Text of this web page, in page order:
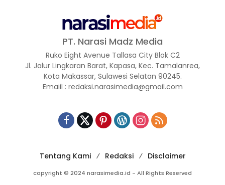
PT. Narasi Madz Media
Ruko Eight Avenue Tallasa City Blok C2
Jl. Jalur Lingkaran Barat, Kapasa, Kec. Tamalanrea,
Kota Makassar, Sulawesi Selatan 90245.
Emaiil : redaksi.narasimedia@gmail.com
Tentang Kami Redaksi Disclaimer
copyright © 2024 narasimedia.id - All Rights Reserved